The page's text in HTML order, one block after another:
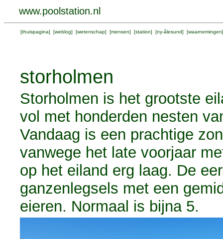
www.poolstation.nl
[thuispagina] [weblog] [wetenschap] [mensen] [station] [ny-ålesund] [waarnemingen
storholmen
Storholmen is het grootste
vol met honderden nesten
Vandaag is een prachtige
vanwege het late voorjaar
op het eiland erg laag. De
ganzenlegsels met een
eieren. Normaal is bijna 5.